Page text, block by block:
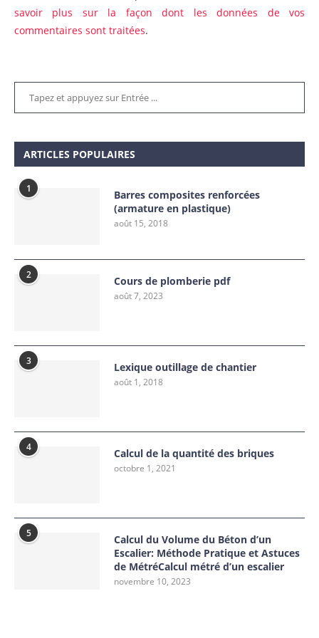
savoir plus sur la façon dont les données de vos
commentaires sont traitées.
ARTICLES POPULAIRES
1
Barres composites renforcées
(armature en plastique)
août 15, 2018
2 Cours de plomberie pdf
août 7, 2023
3 Lexique outillage de chantier
août 1, 2018
4 Calcul de la quantité des briques
octobre 1, 2021
5
Calcul du Volume du Béton d’un
Escalier: Méthode Pratique et Astuces
de MétréCalcul métré d’un escalier
novembre 10, 2023